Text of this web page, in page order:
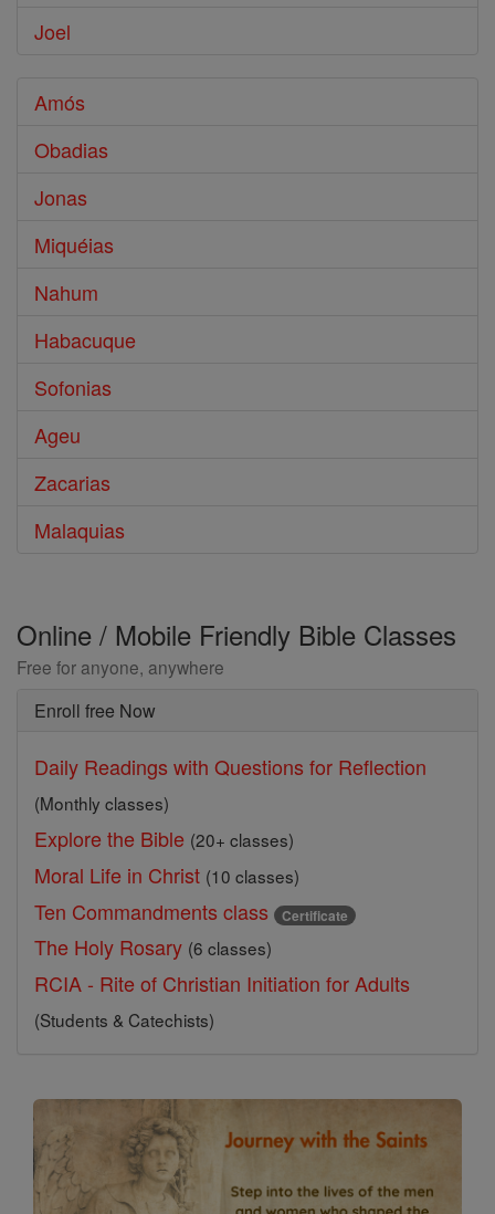
Joel
Amós
Obadias
Jonas
Miquéias
Nahum
Habacuque
Sofonias
Ageu
Zacarias
Malaquias
Online / Mobile Friendly Bible Classes
Free for anyone, anywhere
Enroll free Now
Daily Readings with Questions for Reflection
(Monthly classes)
Explore the Bible (20+ classes)
Moral Life in Christ (10 classes)
Ten Commandments class Certificate
The Holy Rosary (6 classes)
RCIA - Rite of Christian Initiation for Adults
(Students & Catechists)